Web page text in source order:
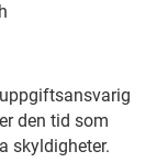
den tid som
skyldigheter.